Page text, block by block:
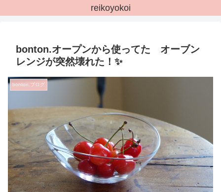
reikoyokoi
bonton.オープンから使ってた オーブン
レンジが突然壊れた！✨
bonton.ブログ